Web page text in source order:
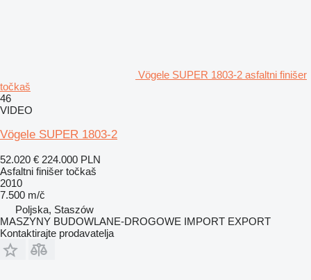
Vögele SUPER 1803-2 asfaltni finišer
točkaš
46
VIDEO
Vögele SUPER 1803-2
52.020 € 224.000 PLN
Asfaltni finišer točkaš
2010
7.500 m/č
Poljska, Staszów
MASZYNY BUDOWLANE-DROGOWE IMPORT EXPORT
Kontaktirajte prodavatelja